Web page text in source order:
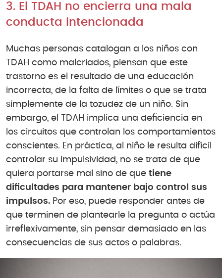
3. El TDAH no encierra una mala
conducta intencionada
Muchas personas catalogan a los niños con
TDAH como malcriados, piensan que este
trastorno es el resultado de una educación
incorrecta, de la falta de límites o que se trata
simplemente de la tozudez de un niño. Sin
embargo, el TDAH implica una deficiencia en
los circuitos que controlan los comportamientos
conscientes. En práctica, al niño le resulta difícil
controlar su impulsividad, no se trata de que
quiera portarse mal sino de que tiene
dificultades para mantener bajo control sus
impulsos. Por eso, puede responder antes de
que terminen de plantearle la pregunta o actúa
irreflexivamente, sin pensar demasiado en las
consecuencias de sus actos o palabras.